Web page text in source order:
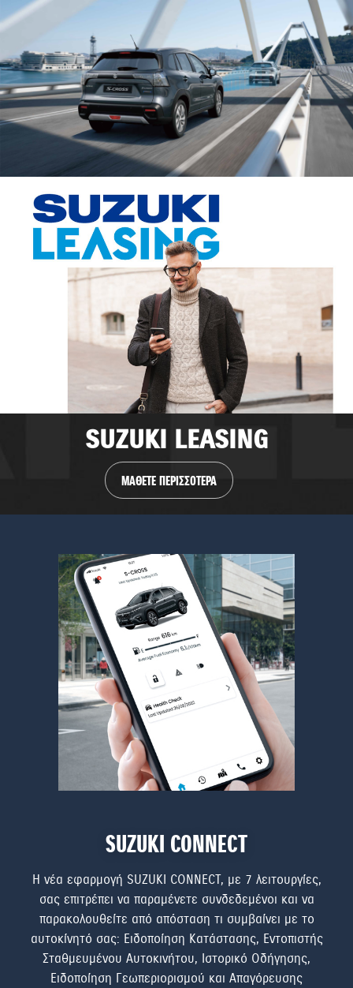
SUZUKI LEASING
ΜΑΘΕΤΕ ΠΕΡΙΣΣΟΤΕΡΑ
SUZUKI CONNECT
H νέα εφαρμογή SUZUKI CONNECT, με 7 λειτουργίες,
σας επιτρέπει να παραμένετε συνδεδεμένοι και να
παρακολουθείτε από απόσταση τι συμβαίνει με το
αυτοκίνητό σας: Ειδοποίηση Κατάστασης, Εντοπιστής
Σταθμευμένου Αυτοκινήτου, Ιστορικό Οδήγησης,
Ειδοποίηση Γεωπεριορισμού και Απαγόρευσης